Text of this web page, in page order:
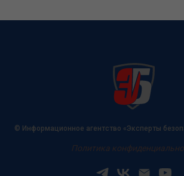
© Информационное агентство «Эксперты
Политика